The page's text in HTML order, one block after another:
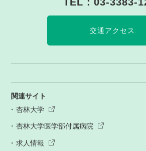
交通アクセス
関連サイト
杏林大学
杏林大学医学部付属病院
求人情報